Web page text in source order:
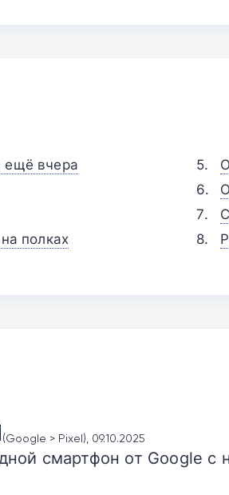
ещё вчера
полках
(Google > Pixel), 09.10.2025
смартфон от Google